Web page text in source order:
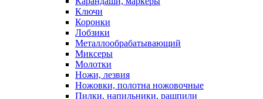
Ключи
Коронки
Лобзики
Металлообрабатывающий
Миксеры
Молотки
Ножи, лезвия
Ножовки, полотна ножовочные
Пилки, напильники, рашпили